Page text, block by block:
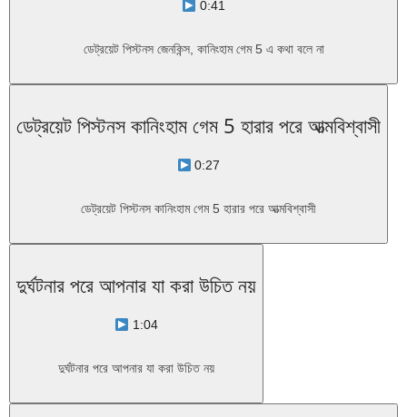
0:41
ডেট্রয়েট পিস্টনস জেনকিন্স, কানিংহাম গেম 5 এ কথা বলে না
ডেট্রয়েট পিস্টনস কানিংহাম গেম 5 হারার পরে আত্মবিশ্বাসী
0:27
ডেট্রয়েট পিস্টনস কানিংহাম গেম 5 হারার পরে আত্মবিশ্বাসী
দুর্ঘটনার পরে আপনার যা করা উচিত নয়
1:04
দুর্ঘটনার পরে আপনার যা করা উচিত নয়